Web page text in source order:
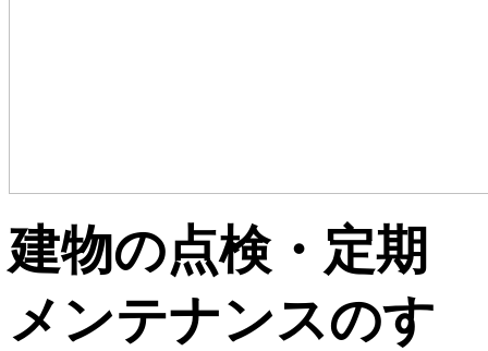
建物の点検・定期
メンテナンスのす